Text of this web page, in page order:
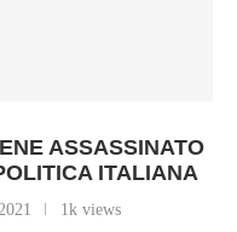
ASSASSINATO
ITALIANA
1k views